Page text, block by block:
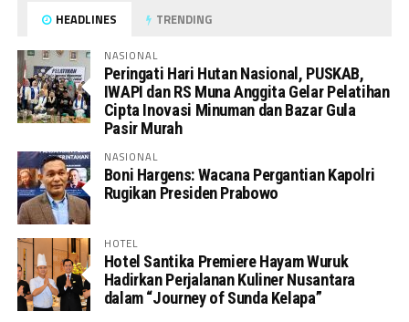
HEADLINES TRENDING
NASIONAL
Peringati Hari Hutan Nasional, PUSKAB,
IWAPI dan RS Muna Anggita Gelar Pelatihan
Cipta Inovasi Minuman dan Bazar Gula
Pasir Murah
NASIONAL
Boni Hargens: Wacana Pergantian Kapolri
Rugikan Presiden Prabowo
HOTEL
Hotel Santika Premiere Hayam Wuruk
Hadirkan Perjalanan Kuliner Nusantara
dalam “Journey of Sunda Kelapa”